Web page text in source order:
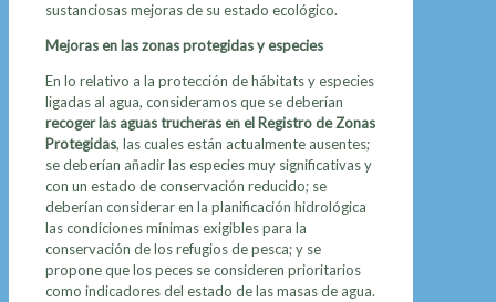
sustanciosas mejoras de su estado ecológico.
Mejoras en las zonas protegidas y especies
En lo relativo a la protección de hábitats y especies
ligadas al agua, consideramos que se deberían
recoger las aguas trucheras en el Registro de Zonas
Protegidas, las cuales están actualmente ausentes;
se deberían añadir las especies muy significativas y
con un estado de conservación reducido; se
deberían considerar en la planificación hidrológica
las condiciones mínimas exigibles para la
conservación de los refugios de pesca; y se
propone que los peces se consideren prioritarios
como indicadores del estado de las masas de agua.